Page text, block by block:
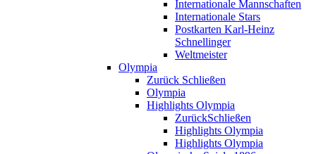
Internationale Mannschaften
Internationale Stars
Postkarten Karl-Heinz
Schnellinger
Weltmeister
Olympia
Zurück Schließen
Olympia
Highlights Olympia
ZurückSchließen
Highlights Olympia
Highlights Olympia